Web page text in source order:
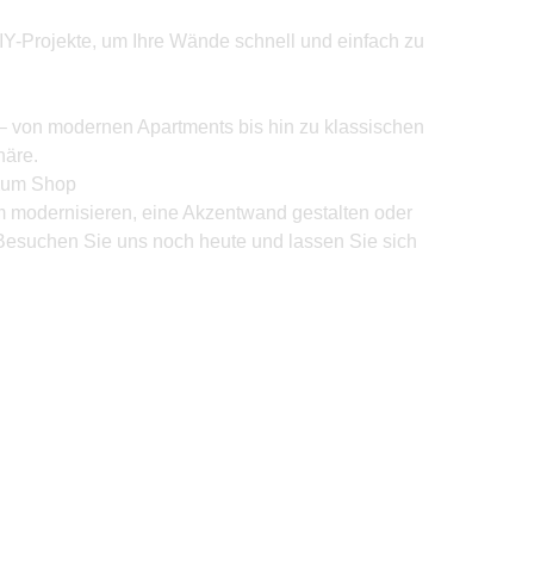
Projekte, um Ihre Wände schnell und einfach zu
modernen Apartments bis hin zu klassischen
Shop
eine Akzentwand gestalten oder
Sie uns noch heute und lassen Sie sich